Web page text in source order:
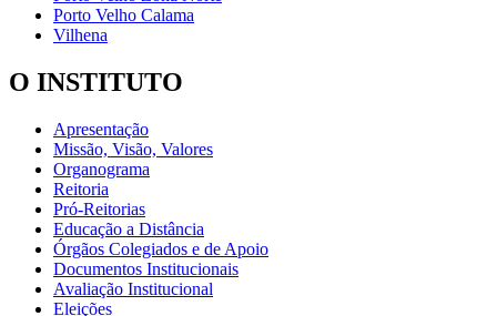
Porto Velho Calama
Vilhena
O INSTITUTO
Apresentação
Missão, Visão, Valores
Organograma
Reitoria
Pró-Reitorias
Educação a Distância
Órgãos Colegiados e de Apoio
Documentos Institucionais
Avaliação Institucional
Eleições